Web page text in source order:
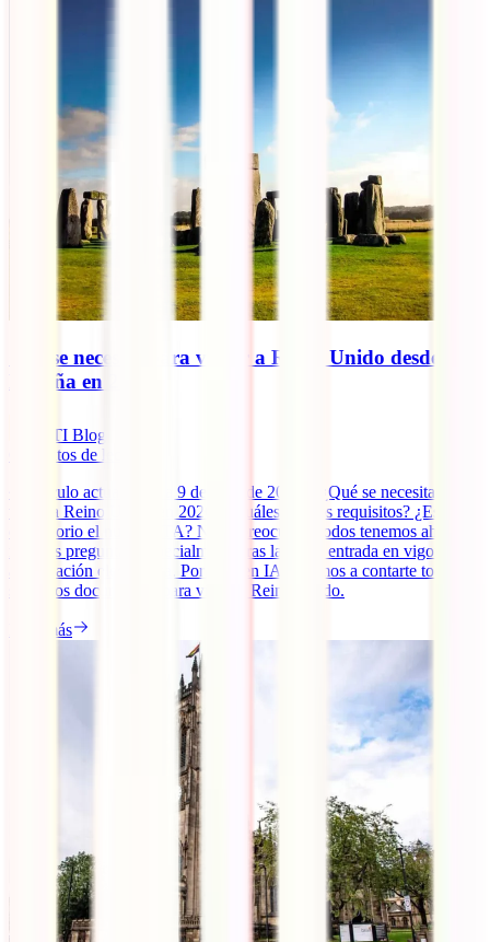
Qué se necesita para viajar a Reino Unido desde
España en 2026
IATI Blog
minutos de lectura
~ Artículo actualizado a 9 de abril de 2026 ~ ¿Qué se necesita para
viajar a Reino Unido en 2026? ¿Cuáles son los requisitos? ¿Es
obligatorio el nuevo ETA? No te preocupes, todos tenemos ahora
muchas preguntas, especialmente tras la plena entrada en vigor de la
autorización electrónica. Por ello, en IATI vamos a contarte todo
sobre los documentos para viajar a Reino Unido.
Leer más